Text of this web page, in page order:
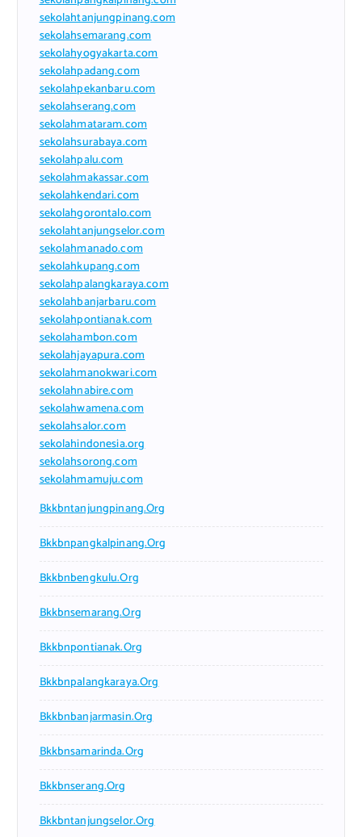
sekolahtanjungpinang.com
sekolahsemarang.com
sekolahyogyakarta.com
sekolahpadang.com
sekolahpekanbaru.com
sekolahserang.com
sekolahmataram.com
sekolahsurabaya.com
sekolahpalu.com
sekolahmakassar.com
sekolahkendari.com
sekolahgorontalo.com
sekolahtanjungselor.com
sekolahmanado.com
sekolahkupang.com
sekolahpalangkaraya.com
sekolahbanjarbaru.com
sekolahpontianak.com
sekolahambon.com
sekolahjayapura.com
sekolahmanokwari.com
sekolahnabire.com
sekolahwamena.com
sekolahsalor.com
sekolahindonesia.org
sekolahsorong.com
sekolahmamuju.com
Bkkbntanjungpinang.org
Bkkbnpangkalpinang.org
Bkkbnbengkulu.org
Bkkbnsemarang.org
Bkkbnpontianak.org
Bkkbnpalangkaraya.org
Bkkbnbanjarmasin.org
Bkkbnsamarinda.org
Bkkbnserang.org
Bkkbntanjungselor.org